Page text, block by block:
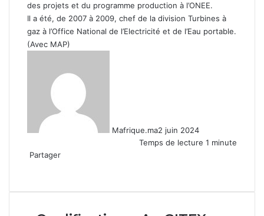
des projets et du programme production à l’ONEE.
Il a été, de 2007 à 2009, chef de la division Turbines à
gaz à l’Office National de l’Electricité et de l’Eau portable.
(Avec MAP)
Mafrique.ma2 juin 2024
Temps de lecture 1 minute
Partager
email